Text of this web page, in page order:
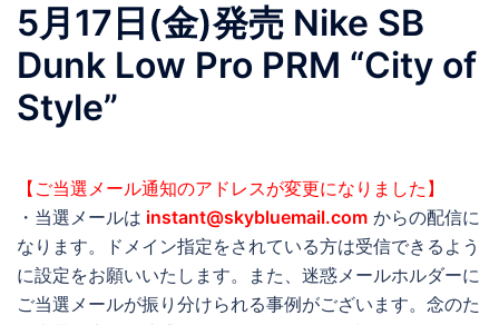
ー
5月17日(金)発売 Nike SB
Dunk Low Pro PRM “City of
Style”
【ご当選メール通知のアドレスが変更になりました】
・当選メールは instant@skybluemail.com からの配信に
なります。ドメイン指定をされている方は受信できるよう
に設定をお願いいたします。また、迷惑メールホルダーに
ご当選メールが振り分けられる事例がございます。念のた